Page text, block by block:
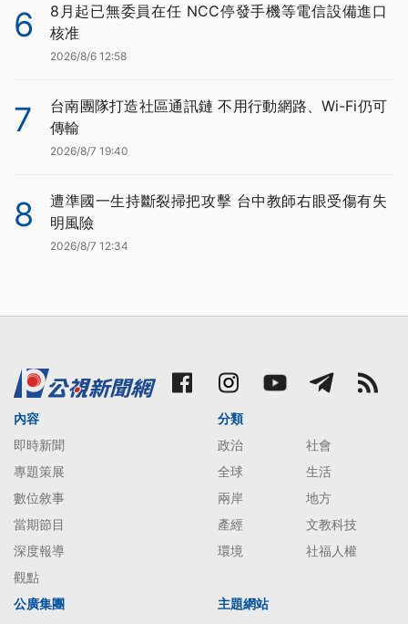
6
8月起已無委員在任 NCC停發手機等電信設備進口
核准
2026/8/6 12:58
7
台南團隊打造社區通訊鏈 不用行動網路、Wi-Fi仍可
傳輸
2026/8/7 19:40
8
遭準國一生持斷裂掃把攻擊 台中教師右眼受傷有失
明風險
2026/8/7 12:34
內容
即時新聞
專題策展
數位敘事
當期節目
深度報導
觀點
分類
政治
社會
全球
生活
兩岸
地方
產經
文教科技
環境
社福人權
公廣集團
主題網站